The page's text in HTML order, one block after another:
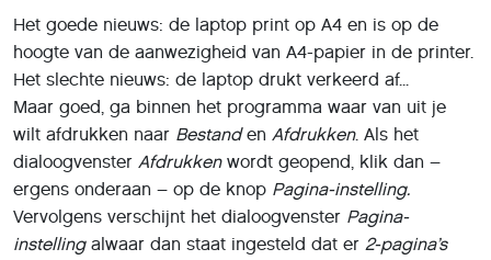
Het goede nieuws: de laptop print op A4 en is op de
hoogte van de aanwezigheid van A4-papier in de printer.
Het slechte nieuws: de laptop drukt verkeerd af...
Maar goed, ga binnen het programma waar van uit je
wilt afdrukken naar Bestanden Afdrukken. Als het
dialoogvenster Afdrukkenwordt geopend, klik dan –
ergens onderaan – op de knop Pagina-instelling.
Vervolgens verschijnt het dialoogvenster Pagina-
instellingalwaar dan staat ingesteld dat er 2-pagina’s